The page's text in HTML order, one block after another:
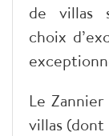
de villas
choix
Le
villas